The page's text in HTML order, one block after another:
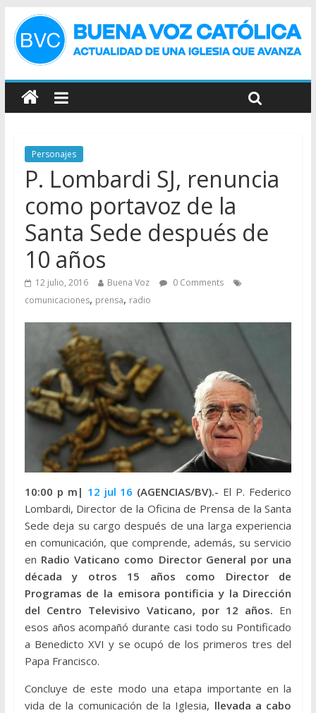
Personajes
P. Lombardi SJ, renuncia
como portavoz de la
Santa Sede después de
10 años
12 julio, 2016 Buena Voz
0 Comments
comunicaciones, prensa, radio
10:00 p m| 12 jul 16 (AGENCIAS/BV).- El P. Federico
Lombardi, Director de la Oficina de Prensa de la Santa
Sede deja su cargo después de una larga experiencia
en comunicación, que comprende, además, su servicio
en Radio Vaticano como Director General por una
década y otros 15 años como Director de
Programas de la emisora pontificia y la Dirección
del Centro Televisivo Vaticano, por 12 años. En
esos años acompañó durante casi todo su Pontificado
a Benedicto XVI y se ocupó de los primeros tres del
Papa Francisco.
Concluye de este modo una etapa importante en la
vida de la comunicación de la Iglesia, llevada a cabo